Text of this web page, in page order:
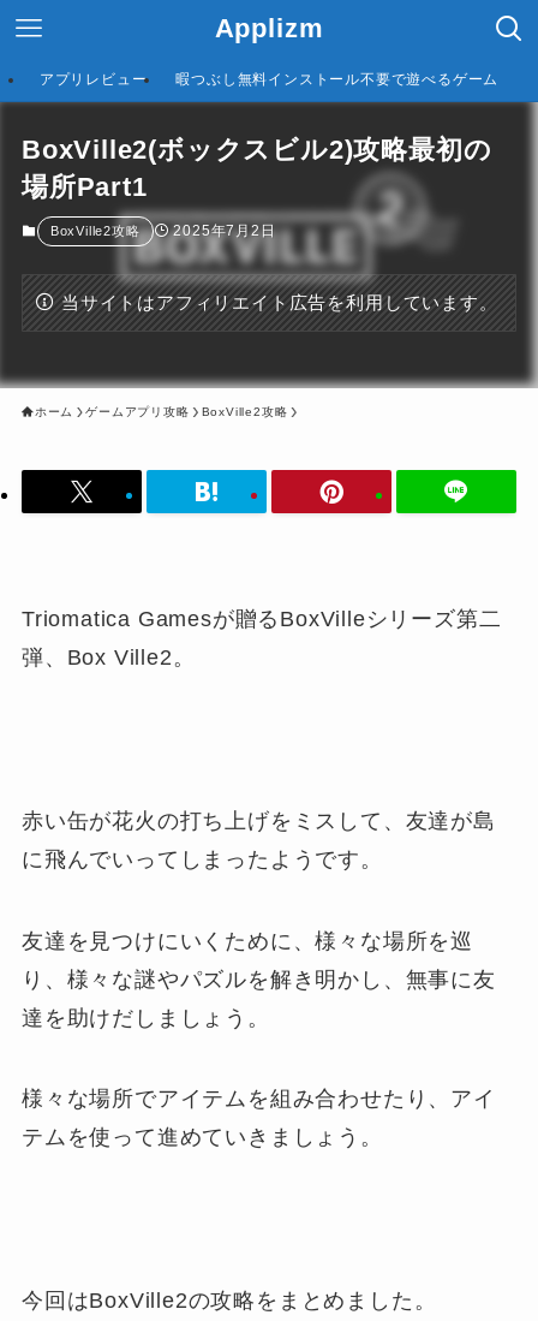
Applizm
アプリレビュー 暇つぶし無料インストール不要で遊べるゲーム
BoxVille2(ボックスビル2)攻略最初の
場所Part1
BoxVille2攻略 2025年7月2日
当サイトはアフィリエイト広告を利用しています。
ホーム ゲームアプリ攻略 BoxVille2攻略
Triomatica Gamesが贈るBoxVilleシリーズ第二
弾、Box Ville2。
赤い缶が花火の打ち上げをミスして、友達が島
に飛んでいってしまったようです。
友達を見つけにいくために、様々な場所を巡
り、様々な謎やパズルを解き明かし、無事に友
達を助けだしましょう。
様々な場所でアイテムを組み合わせたり、アイ
テムを使って進めていきましょう。
今回はBoxVille2の攻略をまとめました。